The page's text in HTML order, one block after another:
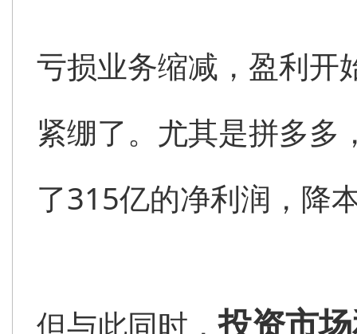
亏损业务缩减，盈利开
紧绷了。尤其是拼多
了315亿的净利润，降
但与此同时，投资市